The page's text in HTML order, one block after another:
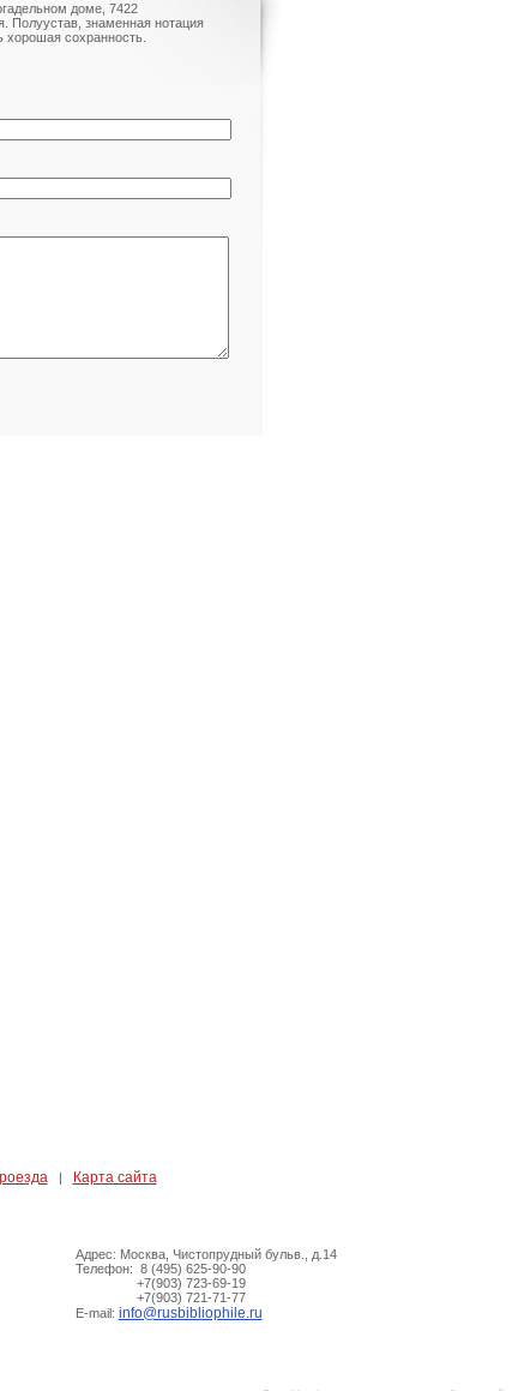
доме, 7422
Полуустав, знаменная нотация
сохранность.
|
Карта сайта
Адрес: Москва, Чистопрудный бульв., д.14
Телефон: 8 (495) 625-90-90
+7(903) 723-69-19
+7(903) 721-71-77
E-mail: info@rusbibliophile.ru